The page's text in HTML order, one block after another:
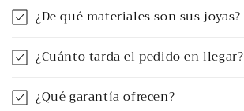
¿De qué materiales son sus joyas?
¿Cuánto tarda el pedido en llegar?
¿Qué garantía ofrecen?